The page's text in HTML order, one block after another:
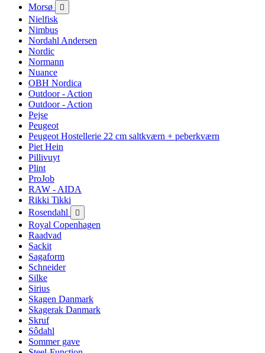
Morsø

Nielfisk
Nimbus
Nordahl Andersen
Nordic
Normann
Nuance
OBH Nordica
Outdoor - Action
Outdoor - Action
Pejse
Peugeot
Peugeot Hostellerie 22 cm saltkværn + peberkværn
Piet Hein
Pillivuyt
Plint
ProJob
RAW - AIDA
Rikki Tikki
Rosendahl

Royal Copenhagen
Raadvad
Sackit
Sagaform
Schneider
Silke
Sirius
Skagen Danmark
Skagerak Danmark
Skruf
Sôdahl
Sommer gave